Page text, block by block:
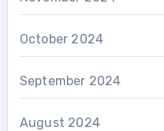
October 2024
September 2024
August 2024